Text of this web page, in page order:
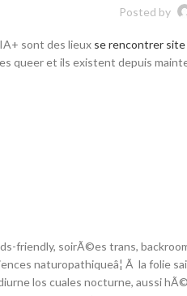
Posted by
sont des lieux se rencontrer
queer et ils existent depuis
friendly, soirÃ©es trans,
naturopathiqueâ¦ Ã la folie
los cuales nocturne, aussi